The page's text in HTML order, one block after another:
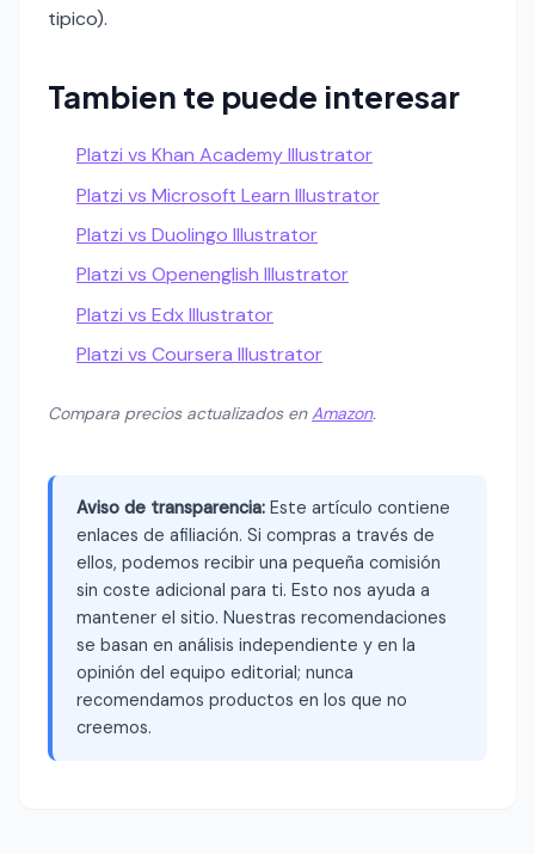
tipico).
Tambien te puede interesar
Platzi vs Khan Academy Illustrator
Platzi vs Microsoft Learn Illustrator
Platzi vs Duolingo Illustrator
Platzi vs Openenglish Illustrator
Platzi vs Edx Illustrator
Platzi vs Coursera Illustrator
Compara precios actualizados enAmazon.
Aviso de transparencia: Este artículo contiene
enlaces de afiliación. Si compras a través de
ellos, podemos recibir una pequeña comisión
sin coste adicional para ti. Esto nos ayuda a
mantener el sitio. Nuestras recomendaciones
se basan en análisis independiente y en la
opinión del equipo editorial; nunca
recomendamos productos en los que no
creemos.